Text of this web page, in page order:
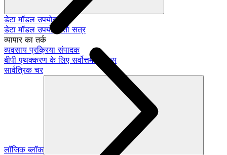
डेटा मॉडल उपयोगकर्ता
डेटा मॉडल उपयोगकर्ता सत्र
व्यापार का तर्क
व्यवसाय प्रक्रिया संपादक
बीपी पृथक्करण के लिए सर्वोत्तम अभ्यास
सार्वत्रिक चर
लॉजिक ब्लॉक